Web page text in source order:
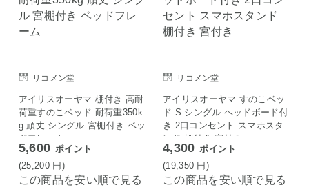
リコメン堂
アイリスオーヤマ 棚付き 高耐
荷重すのこベッド 耐荷重350k
g 頑丈 シングル 宮棚付き ベッ
ドフレーム
5,600 ポイント
(25,200 円 )
この商品を安い順で見る
リコメン堂
アイリスオーヤマ すのこベッ
ド S シングル ヘッドボード付
き 2口コンセント スマホスタ
ンド 棚付き 宮付き
4,300 ポイント
(19,350 円 )
この商品を安い順で見る